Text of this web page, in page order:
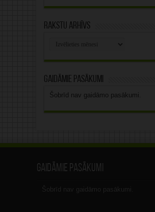
Rakstu arhīvs
Gaidāmie pasākumi
Šobrīd nav gaidāmo pasākumi.
Gaidāmie pasākumi
Šobrīd nav gaidāmo pasākumi.